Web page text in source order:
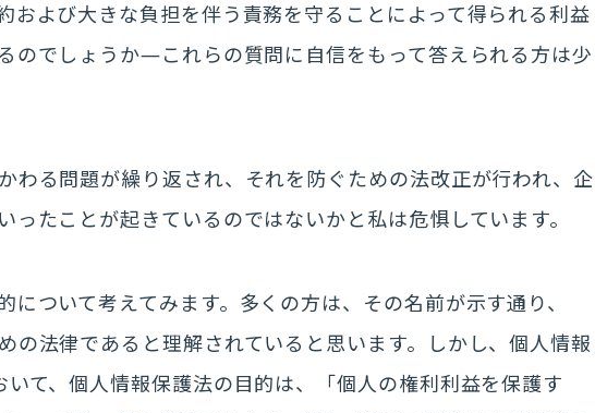
および大きな負担を伴う責務を守ることによって得られる利益
のでしょうか―これらの質問に自信をもって答えられる方は少
わる問題が繰り返され、それを防ぐための法改正が行われ、企
ったことが起きているのではないかと私は危惧しています。
について考えてみます。多くの方は、その名前が示す通り、
の法律であると理解されていると思います。しかし、個人情報
て、個人情報保護法の目的は、「個人の権利利益を保護す